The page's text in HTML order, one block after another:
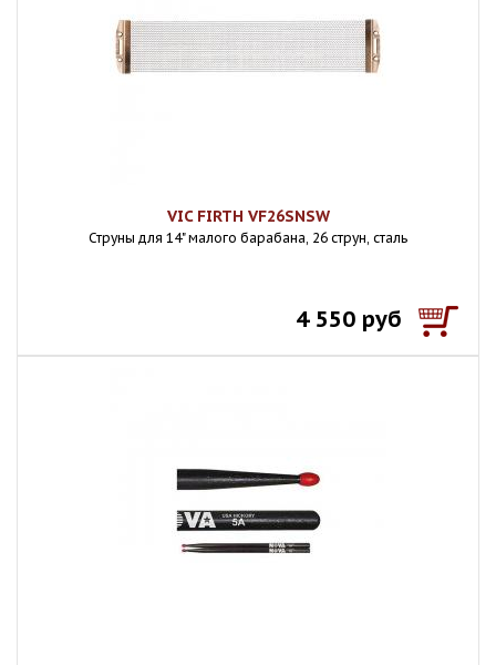
VIC FIRTH VF26SNSW
Струны для 14" малого барабана, 26 струн, сталь
4 550 руб